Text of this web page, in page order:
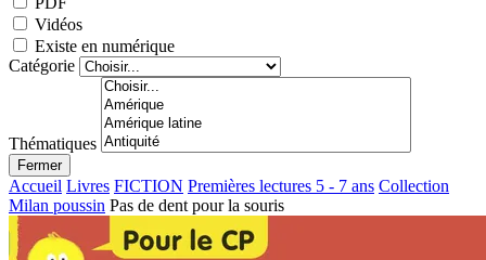
Vidéos
Existe en numérique
Catégorie
Thématiques
Fermer
Accueil Livres FICTION Premières lectures 5 - 7 ans Collection
Milan poussin Pas de dent pour la souris